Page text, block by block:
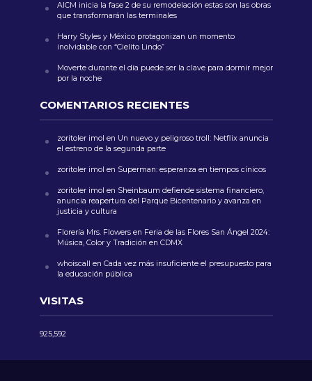
AICM inicia la fase 2 de su remodelación estas son las obras
que transformarán las terminales
Harry Styles y México protagonizan un momento
inolvidable con “Cielito Lindo”
Moverte durante el día puede ser la clave para dormir mejor
por la noche
COMENTARIOS RECIENTES
zoritoler imol en Un nuevo y peligroso troll: Netflix anuncia
el estreno de la segunda parte
zoritoler imol en Superman: esperanza en tiempos cínicos
zoritoler imol en Sheinbaum defiende sistema financiero,
anuncia reapertura del Parque Bicentenario y avanza en
justicia y cultura
Florería Mrs. Flowersen Feria de las Flores San Ángel 2024:
Música, Color y Tradición en CDMX
whoiscall en Cada vez más insuficiente el presupuesto para
la educación pública
VISITAS
925,592